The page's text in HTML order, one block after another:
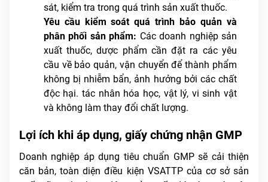
sát, kiểm tra trong quá trình sản xuất thuốc.
Yêu cầu kiểm soát quá trình bảo quản và
phân phối sản phẩm: Các doanh nghiệp sản
xuất thuốc, dược phẩm cần đặt ra các yêu
cầu về bảo quản, vận chuyển để thành phẩm
không bị nhiễm bẩn, ảnh hưởng bởi các chất
độc hại. tác nhân hóa học, vật lý, vi sinh vật
và không làm thay đổi chất lượng.
Lợi ích khi áp dụng, giấy chứng nhận GMP
Doanh nghiệp áp dụng tiêu chuẩn GMP sẽ cải thiện
căn bản, toàn diện điều kiện VSATTP của cơ sở sản